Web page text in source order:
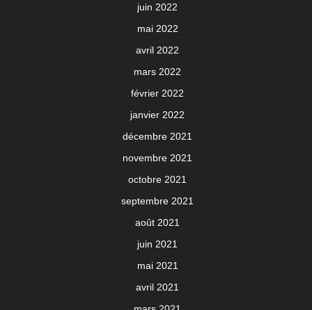
juin 2022
mai 2022
avril 2022
mars 2022
février 2022
janvier 2022
décembre 2021
novembre 2021
octobre 2021
septembre 2021
août 2021
juin 2021
mai 2021
avril 2021